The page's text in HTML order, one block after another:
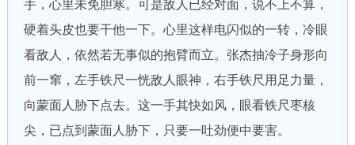
手，心里未免胆寒。可是敌人已经对面，说不上不算，
硬着头皮也要干他一下。心里这样电闪似的一转，冷眼
看敌人，依然若无事似的抱臂而立。张杰抽冷子身形向
前一窜，左手铁尺一恍敌人眼神，右手铁尺用足力量，
向蒙面人胁下点去。这一手其快如风，眼看铁尺枣核
尖，已点到蒙面人胁下，只要一吐劲便中要害。